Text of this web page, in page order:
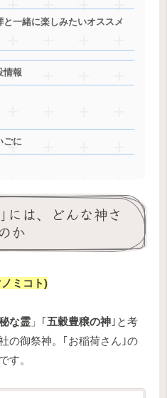
と一緒に楽しみたいオススメ
情報
ごに
には、どんな神さ
か
ミコト)
な霊 」｢五穀豊穣の神 ｣と考
の御祭神。｢お稲荷さん｣の
す。